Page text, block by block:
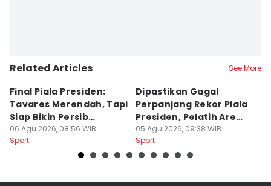
Related Articles See More
Final Piala Presiden:
Tavares Merendah, Tapi
Siap Bikin Persib
Tumbang
06 Agu 2026, 08:56 WIB
Sport
Dipastikan Gagal
Perpanjang Rekor Piala
Presiden, Pelatih Arema
Kecewa
05 Agu 2026, 09:38 WIB
Sport